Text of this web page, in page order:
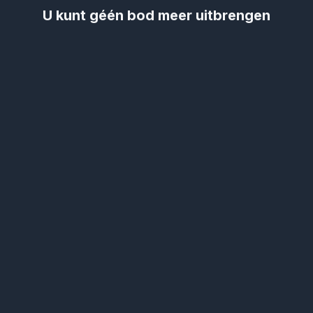
U kunt géén bod meer uitbrengen